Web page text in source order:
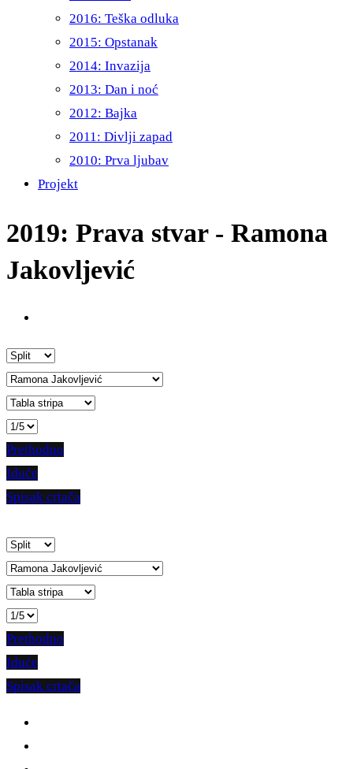
2016: Teška odluka
2015: Opstanak
2014: Invazija
2013: Dan i noć
2012: Bajka
2011: Divlji zapad
2010: Prva ljubav
Projekt
2019: Prava stvar - Ramona
Jakovljević
Prethodno
Iduće
Spisak crtača
Prethodno
Iduće
Spisak crtača